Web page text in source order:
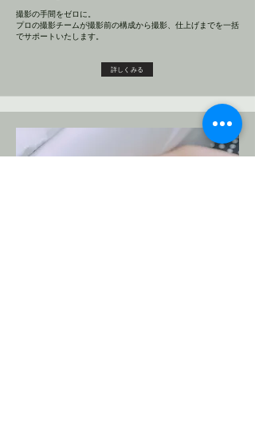
撮影の手間をゼロに。
プロの撮影チームが撮影前の構成から撮影、仕上げまでを一括
でサポートいたします。
詳しくみる